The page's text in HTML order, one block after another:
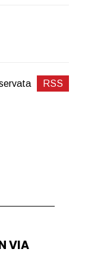
RSS
VIA